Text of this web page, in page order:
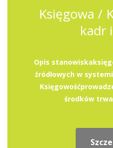
Księgowa /
kadr
Opis
źródłowych w
środków